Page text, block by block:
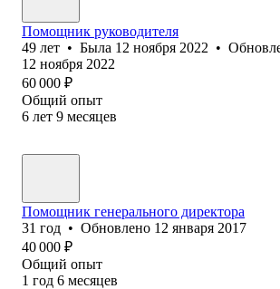
Помощник руководителя
49 лет • Была 12 ноября 2022 •
12 ноября 2022
60 000 ₽
Общий опыт
6 лет 9 месяцев
Помощник генерального директора
31 год • Обновлено 12 января 2017
40 000 ₽
Общий опыт
1 год 6 месяцев